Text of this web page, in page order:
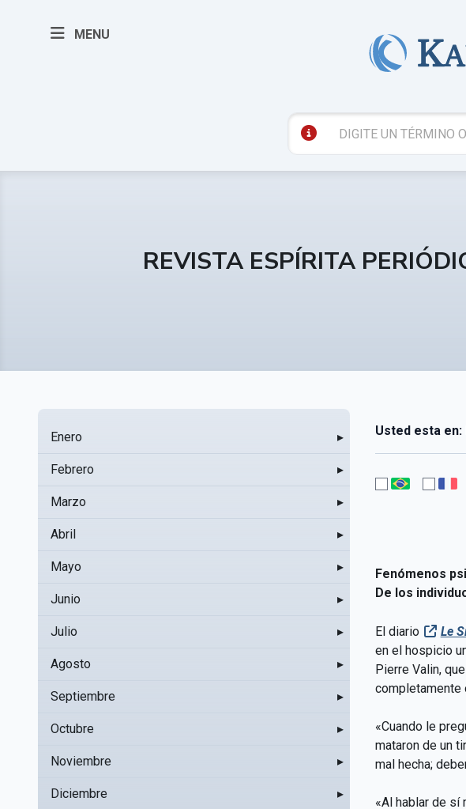
MENU
REVISTA ESPÍRITA
Enero ▸
Febrero ▸
Marzo ▸
Abril ▸
Mayo ▸
Junio ▸
Julio ▸
Agosto ▸
Septiembre ▸
Octubre ▸
Noviembre ▸
Diciembre ▸
Usted esta en:
Fenómenos
De los
El diario Le
en el hospicio
Pierre Valin,
completamente
«Cuando le
mataron de un
mal hecha;
«Al hablar de sí